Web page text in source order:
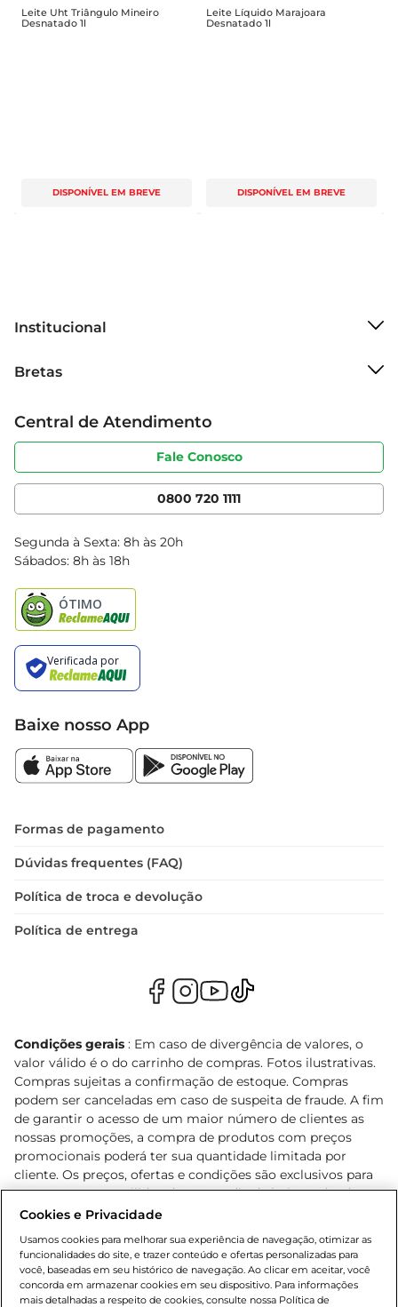
Leite Uht Triângulo Mineiro
Desnatado 1l
DISPONÍVEL EM BREVE
Leite Líquido Marajoara
Desnatado 1l
DISPONÍVEL EM BREVE
Institucional
Grupo Cencosud
Sobre privacidade
Portal do fornecedor
Cencosud Media
Bretas
Produtos Bretas
Código de ética
Serviços
Clube Bretas
Blog Bretas
Black Friday
Central de Atendimento
Fale Conosco
0800 720 1111
Segunda à Sexta: 8h às 20h
Sábados: 8h às 18h
Baixe nosso App
Formas de pagamento
Dúvidas frequentes (FAQ)
Política de troca e devolução
Política de entrega
Condições gerais : Em caso de divergência de valores, o
valor válido é o do carrinho de compras. Fotos ilustrativas.
Compras sujeitas a confirmação de estoque. Compras
podem ser canceladas em caso de suspeita de fraude. A fim
de garantir o acesso de um maior número de clientes as
nossas promoções, a compra de produtos com preços
promocionais poderá ter sua quantidade limitada por
cliente. Os preços, ofertas e condições são exclusivos para
o e-commerce e válidos durante o dia de hoje, podendo
sofrer alterações sem prévia notificação. Proibida a venda
Lei n.º 8069/90, art. 81, inciso II (Estatuto da Criança e do
Adolescente). Preços e condições exclusivos para o
www.bretas.com.br, podendo sofrer alterações sem aviso
Cookies e Privacidade
Usamos cookies para melhorar sua experiência de navegação, otimizar as
funcionalidades do site, e trazer conteúdo e ofertas personalizadas para
você, baseadas em seu histórico de navegação. Ao clicar em aceitar, você
concorda em armazenar cookies em seu dispositivo. Para informações
mais detalhadas a respeito de cookies, consulte nossa Política de